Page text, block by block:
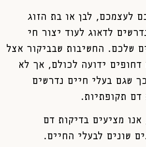
לעצמכם, לבן או בת הזוג
לדאוג לעוד יצור חי
שלכם. החשיבות שבביקור אצל
דחופים ידועה לכולם, אך לא
שגם בעלי חיים נדרשים
דם תקופתיות.
מציעים בדיקות דם
שונים לבעלי החיים.